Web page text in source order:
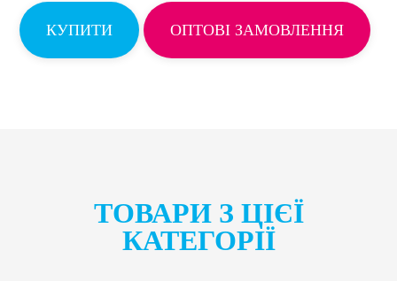
КУПИТИ ОПТОВІ ЗАМОВЛЕННЯ
ТОВАРИ З ЦІЄЇ
КАТЕГОРІЇ